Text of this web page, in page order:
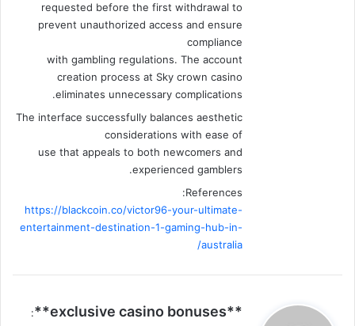
requested before the first withdrawal to
prevent unauthorized access and ensure
compliance
with gambling regulations. The account
creation process at Sky crown casino
eliminates unnecessary complications.
The interface successfully balances aesthetic
considerations with ease of
use that appeals to both newcomers and
experienced gamblers.
References:
https://blackcoin.co/victor96-your-ultimate-
entertainment-destination-1-gaming-hub-in-
australia/
ي**exclusive casino bonuses**
: